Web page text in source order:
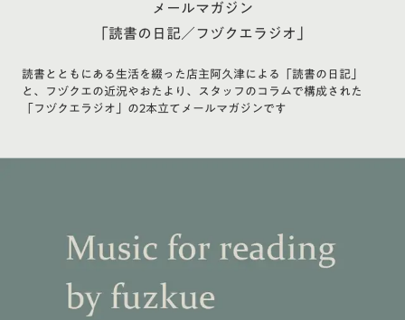
メールマガジン
「読書の日記／フヅクエラジオ」
読書とともにある生活を綴った店主阿久津による「読書の日記」
と、フヅクエの近況やおたより、スタッフのコラムで構成された
「フヅクエラジオ」の2本立てメールマガジンです